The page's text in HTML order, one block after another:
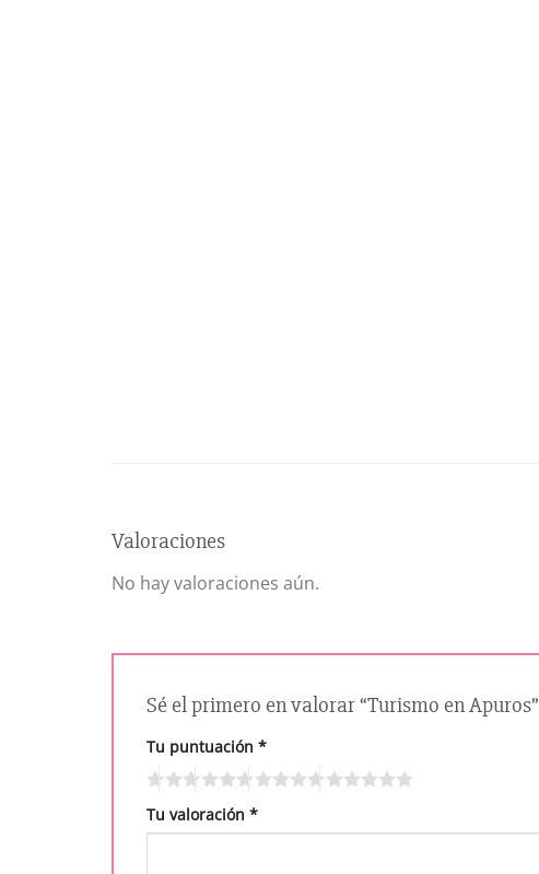
Valoraciones
No hay valoraciones aún.
Sé el primero en valorar “Turismo en Apuros”
Tu puntuación *
Tu valoración *